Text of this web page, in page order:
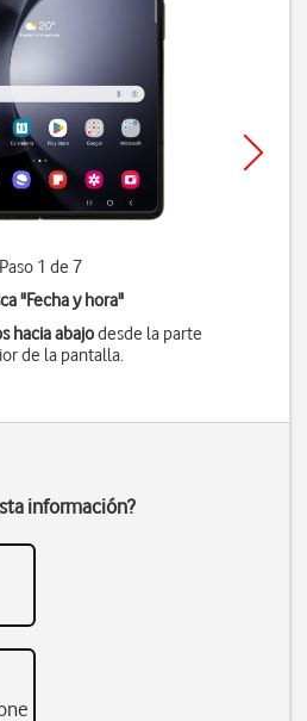
Paso 1 de 7
"Fecha y hora"
hacia abajodesde la parte
de la pantalla.
información?